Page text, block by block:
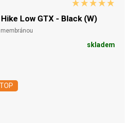
Low GTX - Black (W)
skladem
TOP